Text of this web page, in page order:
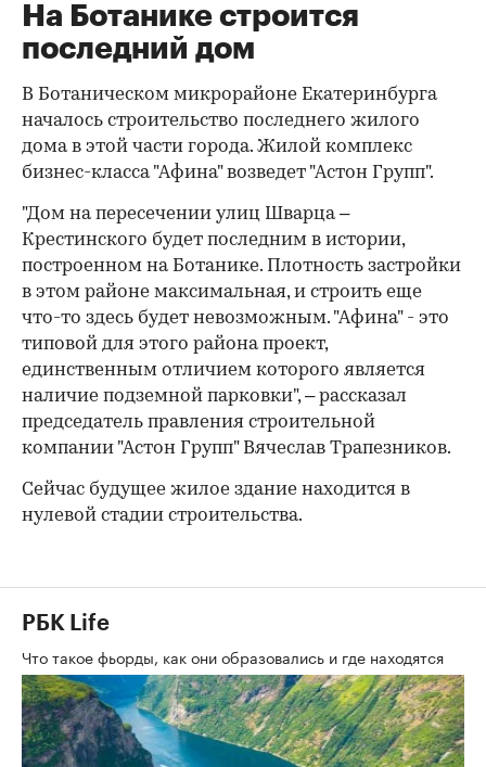
На Ботанике строится
последний дом
В Ботаническом микрорайоне Екатеринбурга
началось строительство последнего жилого
дома в этой части города. Жилой комплекс
бизнес-класса "Афина" возведет "Астон Групп".
"Дом на пересечении улиц Шварца –
Крестинского будет последним в истории,
построенном на Ботанике. Плотность застройки
в этом районе максимальная, и строить еще
что-то здесь будет невозможным. "Афина" - это
типовой для этого района проект,
единственным отличием которого является
наличие подземной парковки", – рассказал
председатель правления строительной
компании "Астон Групп" Вячеслав Трапезников.
Сейчас будущее жилое здание находится в
нулевой стадии строительства.
РБК Life
Что такое фьорды, как они образовались и где находятся